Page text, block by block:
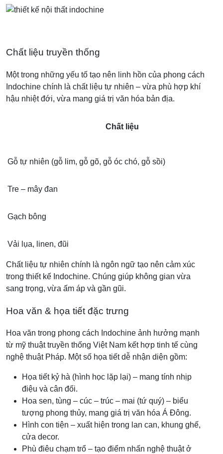
Chất liệu truyền thống
Một trong những yếu tố tạo nên linh hồn của phong cách
Indochine chính là chất liệu tự nhiên – vừa phù hợp khí
hậu nhiệt đới, vừa mang giá trị văn hóa bản địa.
Chất liệu
Gỗ tự nhiên (gỗ lim, gỗ gõ, gỗ óc chó, gỗ sồi)
Tre – mây đan
Gạch bông
Vải lụa, linen, đũi
Chất liệu tự nhiên chính là ngôn ngữ tạo nên cảm xúc
trong thiết kế Indochine. Chúng giúp không gian vừa
sang trọng, vừa ấm áp và gần gũi.
Hoa văn & họa tiết đặc trưng
Hoa văn trong phong cách Indochine ảnh hưởng mạnh
từ mỹ thuật truyền thống Việt Nam kết hợp tinh tế cùng
nghệ thuật Pháp. Một số họa tiết dễ nhận diện gồm:
Họa tiết kỷ hà (hình học lặp lại) – mang tính nhịp
điệu và cân đối.
Hoa sen, tùng – cúc – trúc – mai (tứ quý) – biểu
tượng phong thủy, mang giá trị văn hóa Á Đông.
Hình con tiện – xuất hiện trong lan can, khung ghế,
cửa decor.
Phù điêu chạm trổ – tạo điểm nhấn nghệ thuật ở